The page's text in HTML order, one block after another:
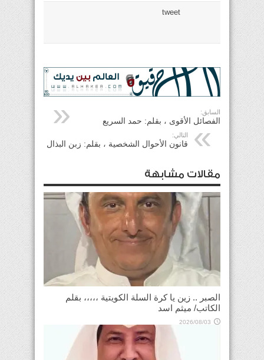
tweet
السابق:
الفصائل الأقوى ، بقلم: حمد السريع
التالي:
قانون الأحوال الشخصية ، بقلم: زبن البذال
مقالات مشابهة
الصبر .. زين يا كرة السلة الكويتية ،،،،، بقلم
الكاتب/ ميثم اسد
2026/08/03